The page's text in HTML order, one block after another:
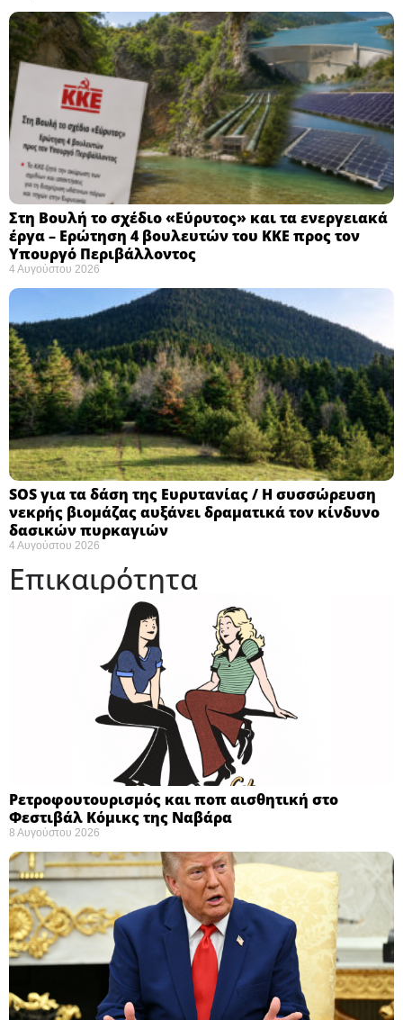
Στη Βουλή το σχέδιο «Εύρυτος» και τα ενεργειακά
έργα – Ερώτηση 4 βουλευτών του ΚΚΕ προς τον
Υπουργό Περιβάλλοντος
4 Αυγούστου 2026
SOS για τα δάση της Ευρυτανίας / Η συσσώρευση
νεκρής βιομάζας αυξάνει δραματικά τον κίνδυνο
δασικών πυρκαγιών
4 Αυγούστου 2026
Επικαιρότητα
Ρετροφουτουρισμός και ποπ αισθητική στο
Φεστιβάλ Κόμικς της Ναβάρα ​
8 Αυγούστου 2026